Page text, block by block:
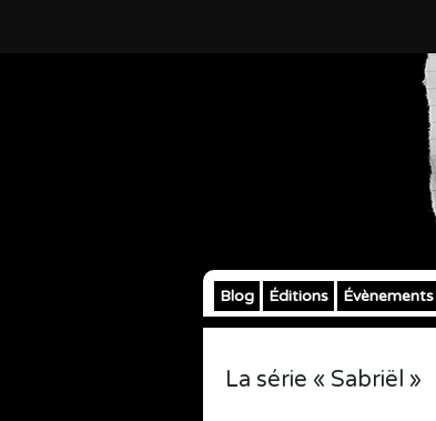
Blog Éditions Évènements
La série « Sabriël »